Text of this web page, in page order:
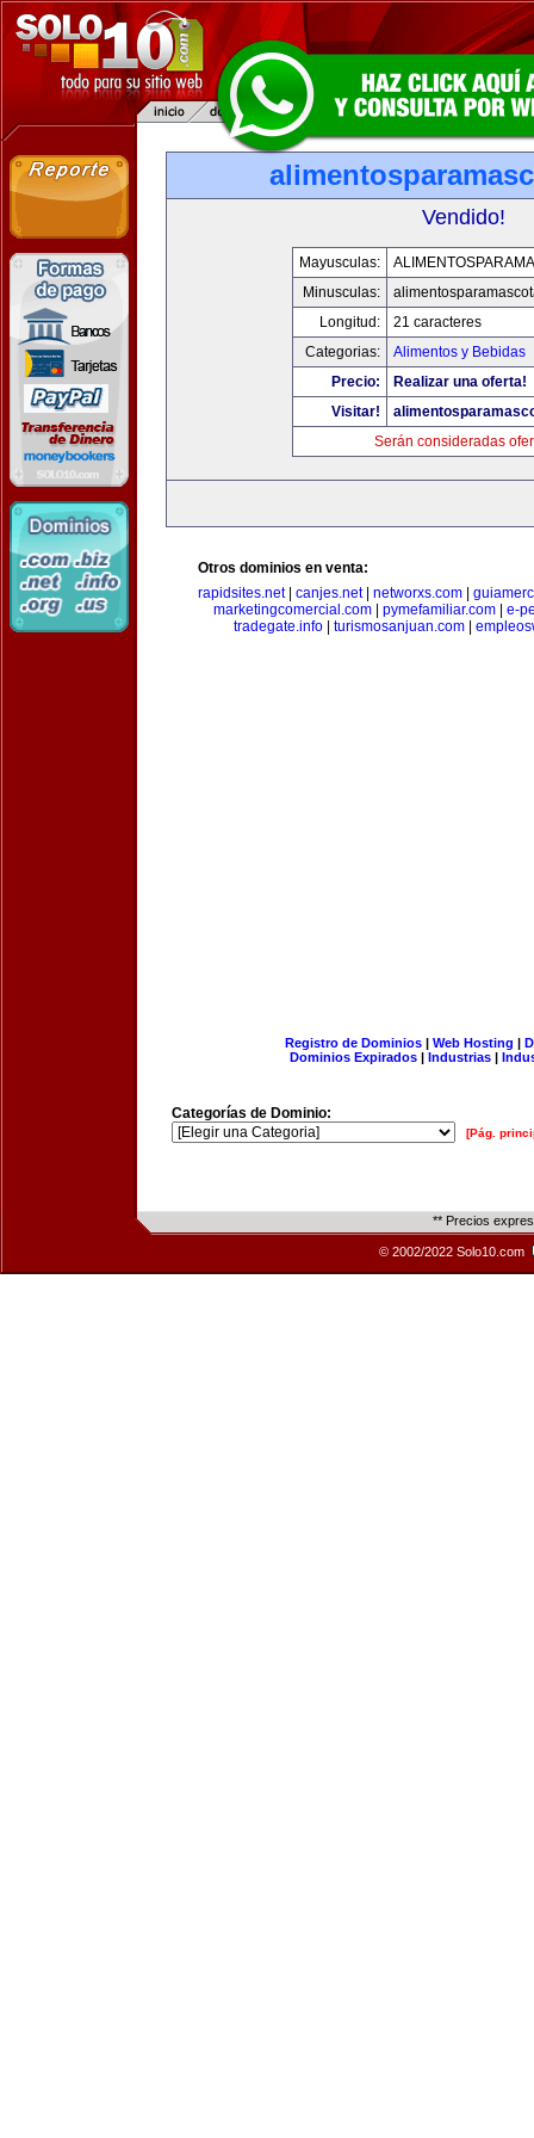
Vendido!
Mayusculas:
Minusculas:
Longitud:
21 caracteres
Categorias:
Alimentos y Bebidas
Precio:
Realizar una oferta!
Visitar!
Serán consideradas
Otros dominios en venta:
rapidsites.net| canjes.net| networxs.com
marketingcomercial.com| pymefamiliar.com| e-
tradegate.info| turismosanjuan.com|
Registro de Dominios| Web Hosting |
Dominios Expirados | Industrias |
Categorías de Dominio:
[Pág.
** Precios
© 2002/2022 Solo10.com